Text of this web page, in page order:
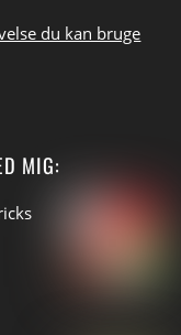
du kan bruge
MIG: